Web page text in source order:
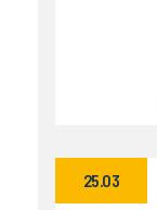
25.03